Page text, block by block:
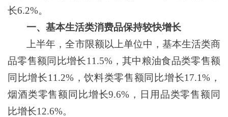
长6.2%。
一、基本生活类消费品保持较快增长
上半年，全市限额以上单位中，基本生活类商
品零售额同比增长11.5%，其中粮油食品类零售额
同比增长11.2%，饮料类零售额同比增长17.1% ，
烟酒类零售额同比增长9.6% ，日用品类零售额同
比增长12.6%。